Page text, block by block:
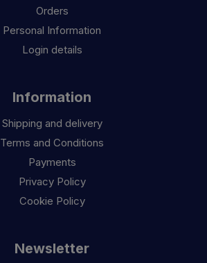
Orders
Personal Information
Login details
Information
Shipping and delivery
Terms and Conditions
Payments
Privacy Policy
Cookie Policy
Newsletter